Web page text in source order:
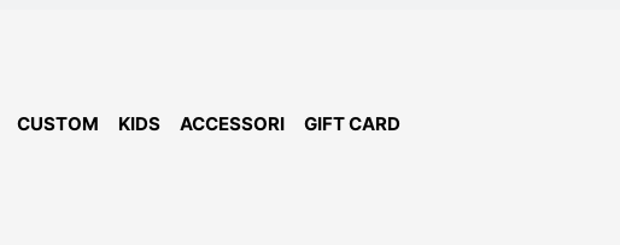
CUSTOM KIDS ACCESSORI GIFT CARD